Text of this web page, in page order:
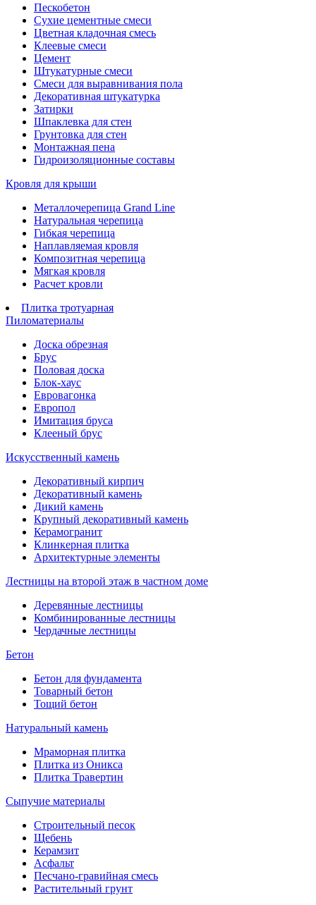
Пескобетон
Сухие цементные смеси
Цветная кладочная смесь
Клеевые смеси
Цемент
Штукатурные смеси
Смеси для выравнивания пола
Декоративная штукатурка
Затирки
Шпаклевка для стен
Грунтовка для стен
Монтажная пена
Гидроизоляционные составы
Кровля для крыши
Металлочерепица Grand Line
Натуральная черепица
Гибкая черепица
Наплавляемая кровля
Композитная черепица
Мягкая кровля
Расчет кровли
Плитка тротуарная
Пиломатериалы
Доска обрезная
Брус
Половая доска
Блок-хаус
Евровагонка
Европол
Имитация бруса
Клееный брус
Искусственный камень
Декоративный кирпич
Декоративный камень
Дикий камень
Крупный декоративный камень
Керамогранит
Клинкерная плитка
Архитектурные элементы
Лестницы на второй этаж в частном доме
Деревянные лестницы
Комбинированные лестницы
Чердачные лестницы
Бетон
Бетон для фундамента
Товарный бетон
Тощий бетон
Натуральный камень
Мраморная плитка
Плитка из Оникса
Плитка Травертин
Сыпучие материалы
Строительный песок
Щебень
Керамзит
Асфальт
Песчано-гравийная смесь
Растительный грунт